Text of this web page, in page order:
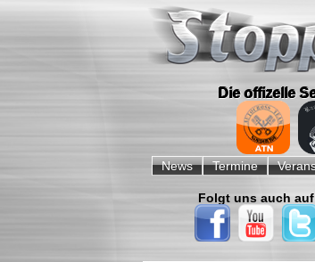
Die offizelle
überspringen
News Termine
Folgt uns auch